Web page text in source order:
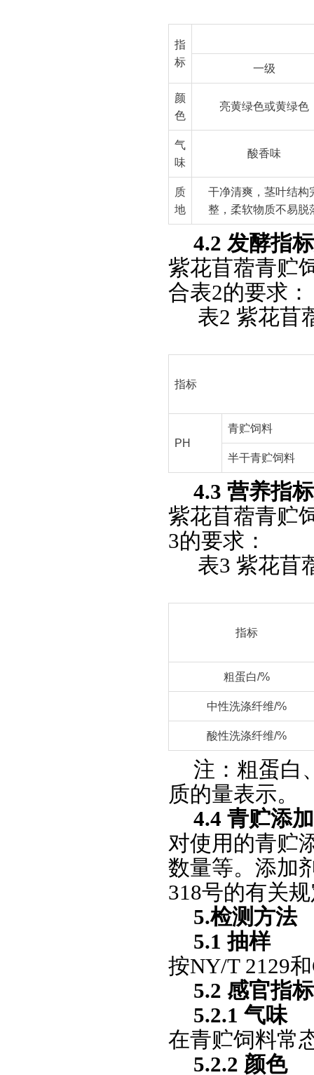
指
标
一级
颜
色
亮黄绿色或黄绿色
气
味
酸香味
质
地
干净清爽，茎叶结构
整，柔软物质不易脱
4.2 发酵指
紫花苜蓿青贮
合表2的要求：
表2 紫花苜
指标
PH
青贮饲料
半干青贮饲料
4.3 营养指
紫花苜蓿青贮
3的要求：
表3 紫花苜
指标
粗蛋白/%
中性洗涤纤维/%
酸性洗涤纤维/%
注：粗蛋白
质的量表示。
4.4 青贮添
对使用的青贮
数量等。添加
318号的有关
5.检测方法
5.1 抽样
按NY/T 2129
5.2 感官指
5.2.1 气味
在青贮饲料常
5.2.2 颜色